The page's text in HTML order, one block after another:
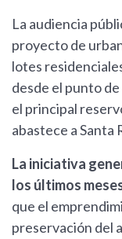
La audiencia
proyecto de
lotes
desde el punto
el principal
abastece a Santa
La iniciativa
los últimos
que el
preservación del